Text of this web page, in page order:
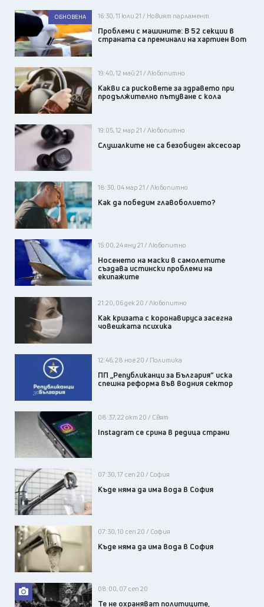
ОБНОВЕНА 16:30, 11 юли 21 / Новият парламент
Проблеми с машините: В 52 секции в
страната са преминали на хартиен вот
19:40, 12 май 21 / Любопитно
Какви са рисковете за здравето при
продължително пътуване с кола
19:05, 12 мар 21 / Любопитно
Слушалките не са безобиден аксесоар
18:30, 04 мар 21 / Любопитно
Как да победим главоболието?
15:00, 24 яну 21 / Любопитно
Носенето на маски в самолетите
създава истински проблеми на
екипажите
21:20, 06 дек 20 / Любопитно
Как кризата с коронавируса засегна
човешката психика
12:46, 28 ное 20 / Политика
ПП „Републиканци за България“ иска
спешна реформа във водния сектор
08:37, 22 окт 20 / Свят
Instagram се срина в редица страни
07:30, 17 сеп 20 / София
Къде няма да има вода в София
07:30, 10 сеп 20 / София
Къде няма да има вода в София
08:00, 07 сеп 20
Те не охраняват политиците,